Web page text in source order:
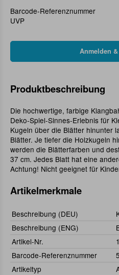
Barcode-Referenznummer
UVP
Produktbeschreibung
Die hochwertige, farbige
Deko-Spiel-Sinnes-Erlebnis für
Kugeln über die Blätter hinunter
Blätter. Je tiefer die Holzkugeln
werden die Blätterfarben und
37 cm. Jedes Blatt hat eine
Achtung! Nicht geeignet für
Artikelmerkmale
Beschreibung (DEU)
Beschreibung (ENG)
Artikel-Nr.
Barcode-Referenznummer
Artikeltyp